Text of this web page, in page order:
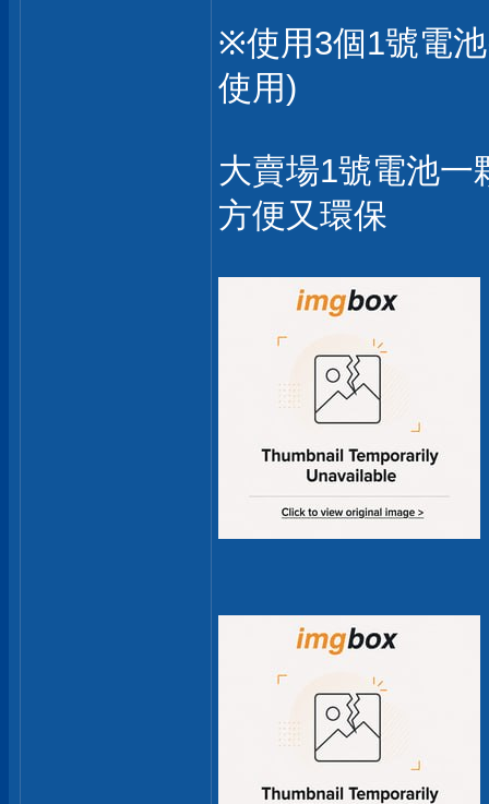
※使用3個1號電
使用)
大賣場1號電池一
方便又環保